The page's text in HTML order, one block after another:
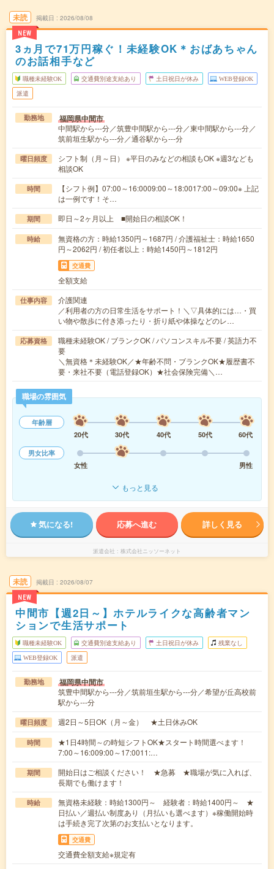
未読
NEW
掲載日 2026/08/08
3ヵ月で71万円稼ぐ！未経験OK＊おばあちゃん
のお話相手など
職種未経験OK 交通費別途支給あり 土日祝日が休み WEB登録OK
派遣
勤務地 福岡県中間市
中間駅から---分／筑豊中間駅から---分／東中間駅から---分／
筑前垣生駅から---分／通谷駅から---分
曜日頻度
シフト制（月～日） ※平日のみなどの相談もOK ※週3なども
相談OK
時間
【シフト例】07:00～16:0009:00～18:0017:00～09:00※ 上記
は一例です！そ…
期間 即日～2ヶ月以上 ■開始日の相談OK！
時給
無資格の方：時給1350円～1687円 / 介護福祉士：時給1650
円～2062円 / 初任者以上：時給1450円～1812円
交通費
全額支給
仕事内容
介護関連
／利用者の方の日常生活をサポート！＼▽具体的には…・買
い物や散歩に付き添ったり・折り紙や体操などのレ…
応募資格
職種未経験OK / ブランクOK / パソコンスキル不要 / 英語力不
要
＼無資格＊未経験OK／★年齢不問・ブランクOK★履歴書不
要・来社不要（電話登録OK）★社会保険完備＼…
職場の雰囲気
年齢層
20代
30代 40代 50代
60代
男女比率
女性
男性
もっと見る
気になる! 応募へ進む 詳しく見る
派遣会社 株式会社ニッソーネット
未読
NEW
掲載日 2026/08/07
中間市【週2日～】ホテルライクな高齢者マン
ションで生活サポート
職種未経験OK 交通費別途支給あり 土日祝日が休み 残業なし
WEB登録OK 派遣
勤務地 福岡県中間市
筑豊中間駅から---分／筑前垣生駅から---分／希望が丘高校前
駅から---分
曜日頻度 週2日～5日OK（月～金） ★土日休みOK
時間
★1日4時間～の時短シフトOK★スタート時間選べます！
7:00～16:009:00～17:0011:…
期間
開始日はご相談ください！ ★急募 ★職場が気に入れば、
長期でも働けます！
時給
無資格未経験：時給1300円～ 経験者：時給1400円～ ★
日払い／週払い制度あり（月払いも選べます）※稼働開始時
は手続き完了次第のお支払いとなります。
交通費
交通費全額支給※規定有